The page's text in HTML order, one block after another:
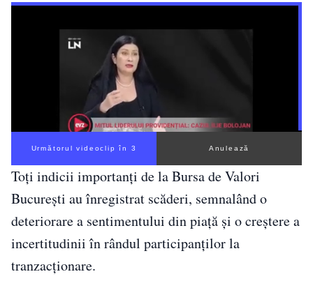
Următorul videoclip în 3 Anulează
Toți indicii importanți de la Bursa de Valori
București au înregistrat scăderi, semnalând o
deteriorare a sentimentului din piață și o creștere a
incertitudinii în rândul participanților la
tranzacționare.